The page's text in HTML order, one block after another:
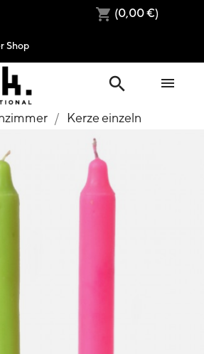
shopping_cart (0,00 €)
Shop
search 
Kerze einzeln